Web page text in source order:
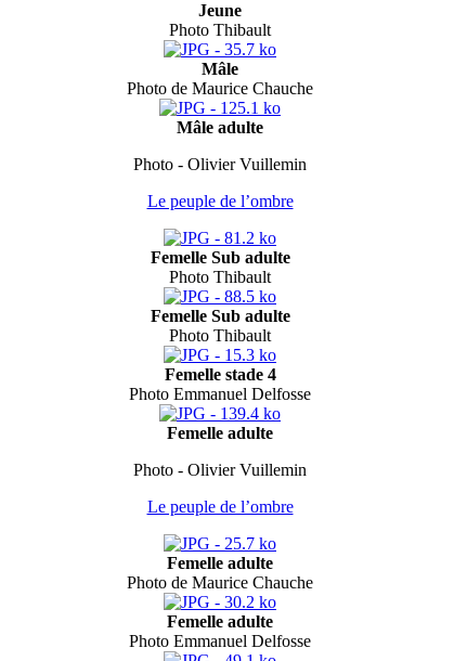
Jeune
Photo Thibault
Mâle
Photo de Maurice Chauche
Mâle adulte
Photo - Olivier Vuillemin
Le peuple de l’ombre
Femelle Sub adulte
Photo Thibault
Femelle Sub adulte
Photo Thibault
Femelle stade 4
Photo Emmanuel Delfosse
Femelle adulte
Photo - Olivier Vuillemin
Le peuple de l’ombre
Femelle adulte
Photo de Maurice Chauche
Femelle adulte
Photo Emmanuel Delfosse